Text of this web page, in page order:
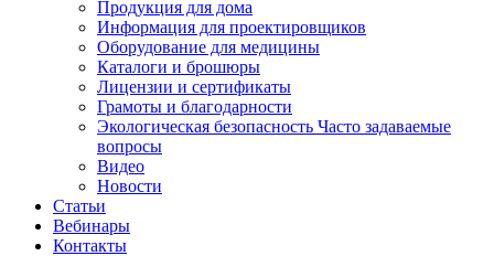
Продукция для дома
Информация для проектировщиков
Оборудование для медицины
Каталоги и брошюры
Лицензии и сертификаты
Грамоты и благодарности
Экологическая безопасность Часто задаваемые
вопросы
Видео
Новости
Статьи
Вебинары
Контакты